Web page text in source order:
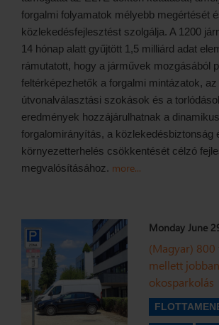
forgalmi folyamatok mélyebb megértését
közlekedésfejlesztést szolgálja. A 1200
14 hónap alatt gyűjtött 1,5 milliárd adat
rámutatott, hogy a járművek mozgásából
feltérképezhetők a forgalmi mintázatok, az
útvonalválasztási szokások és a
eredmények hozzájárulhatnak a dinamikus
forgalomirányítás, a közlekedésbiztonság
környezetterhelés csökkentését célzó
megvalósításához. more...
Monday June
(Magyar)
mellett
okosparkolás